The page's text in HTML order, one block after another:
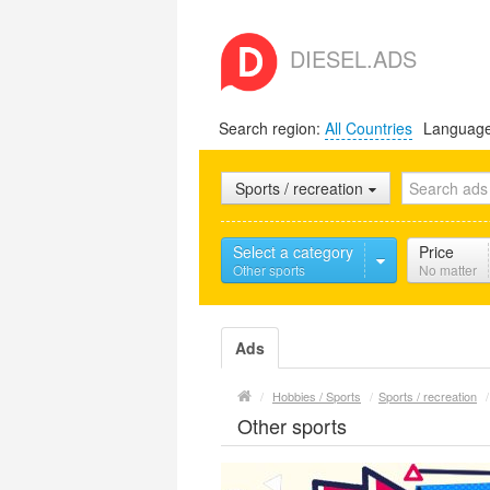
DIESEL.ADS
Search region: All Countries
Sports / recreation
Select a category
Other sports
Price
No matter
Ads
/ Hobbies / Sports / Sports / recreation /
Other sports